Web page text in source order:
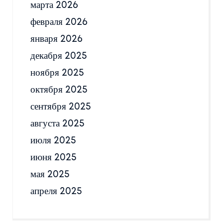
марта 2026
февраля 2026
января 2026
декабря 2025
ноября 2025
октября 2025
сентября 2025
августа 2025
июля 2025
июня 2025
мая 2025
апреля 2025